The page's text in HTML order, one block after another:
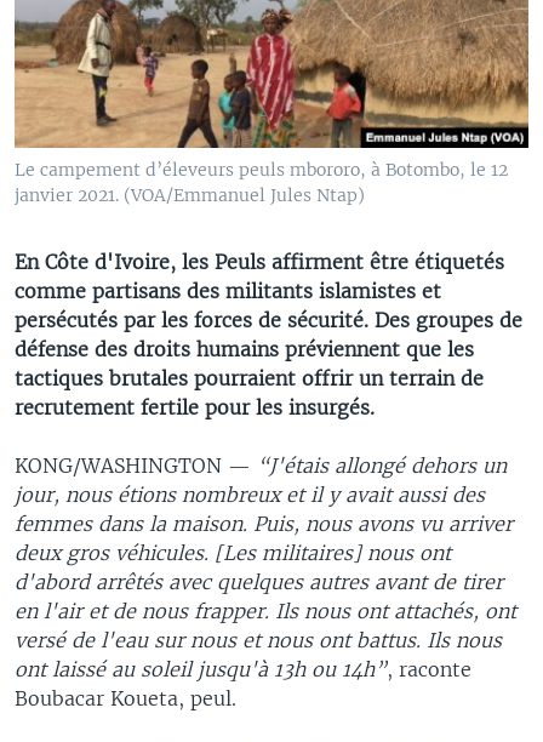
Le campement d’éleveurs peuls mbororo, à Botombo, le 12
janvier 2021. (VOA/Emmanuel Jules Ntap)
En Côte d'Ivoire, les Peuls affirment être étiquetés
comme partisans des militants islamistes et
persécutés par les forces de sécurité. Des groupes de
défense des droits humains préviennent que les
tactiques brutales pourraient offrir un terrain de
recrutement fertile pour les insurgés.
KONG/WASHINGTON — “J'étais allongé dehors un
jour, nous étions nombreux et il y avait aussi des
femmes dans la maison. Puis, nous avons vu arriver
deux gros véhicules. [Les militaires] nous ont
d'abord arrêtés avec quelques autres avant de tirer
en l'air et de nous frapper. Ils nous ont attachés, ont
versé de l'eau sur nous et nous ont battus. Ils nous
ont laissé au soleil jusqu'à 13h ou 14h”, raconte
Boubacar Koueta, peul.